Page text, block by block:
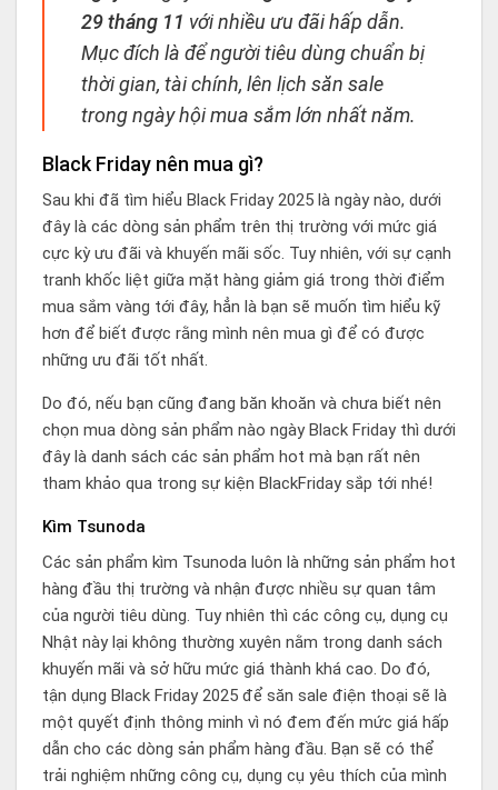
29 tháng 11 với nhiều ưu đãi hấp dẫn.
Mục đích là để người tiêu dùng chuẩn bị
thời gian, tài chính, lên lịch săn sale
trong ngày hội mua sắm lớn nhất năm.
Black Friday nên mua gì?
Sau khi đã tìm hiểu Black Friday 2025 là ngày nào, dưới
đây là các dòng sản phẩm trên thị trường với mức giá
cực kỳ ưu đãi và khuyến mãi sốc. Tuy nhiên, với sự cạnh
tranh khốc liệt giữa mặt hàng giảm giá trong thời điểm
mua sắm vàng tới đây, hẳn là bạn sẽ muốn tìm hiểu kỹ
hơn để biết được rằng mình nên mua gì để có được
những ưu đãi tốt nhất.
Do đó, nếu bạn cũng đang băn khoăn và chưa biết nên
chọn mua dòng sản phẩm nào ngày Black Friday thì dưới
đây là danh sách các sản phẩm hot mà bạn rất nên
tham khảo qua trong sự kiện BlackFriday sắp tới nhé!
Kìm Tsunoda
Các sản phẩm kìm Tsunoda luôn là những sản phẩm hot
hàng đầu thị trường và nhận được nhiều sự quan tâm
của người tiêu dùng. Tuy nhiên thì các công cụ, dụng cụ
Nhật này lại không thường xuyên nằm trong danh sách
khuyến mãi và sở hữu mức giá thành khá cao. Do đó,
tận dụng Black Friday 2025 để săn sale điện thoại sẽ là
một quyết định thông minh vì nó đem đến mức giá hấp
dẫn cho các dòng sản phẩm hàng đầu. Bạn sẽ có thể
trải nghiệm những công cụ, dụng cụ yêu thích của mình